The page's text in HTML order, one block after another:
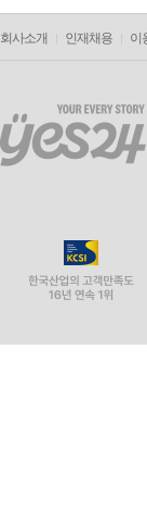
회사소개 인재채용 이